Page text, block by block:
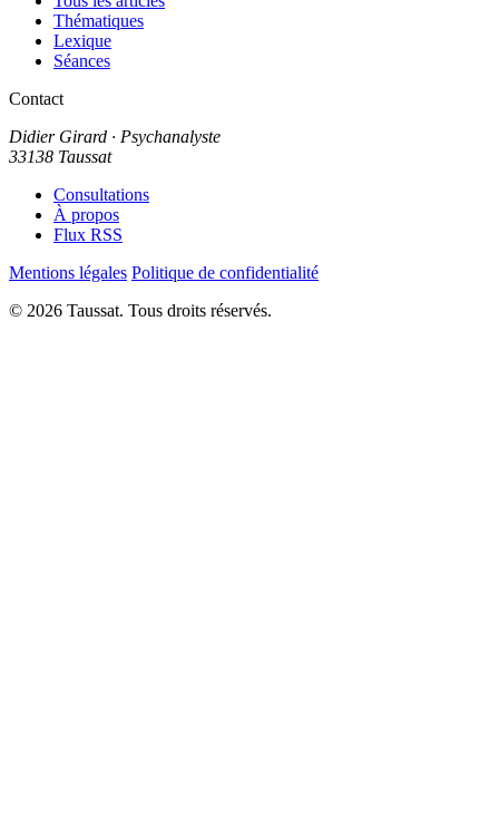
Thématiques
Lexique
Séances
Contact
Didier Girard · Psychanalyste
33138 Taussat
Consultations
À propos
Flux RSS
Mentions légales Politique de confidentialité
© 2026 Taussat. Tous droits réservés.